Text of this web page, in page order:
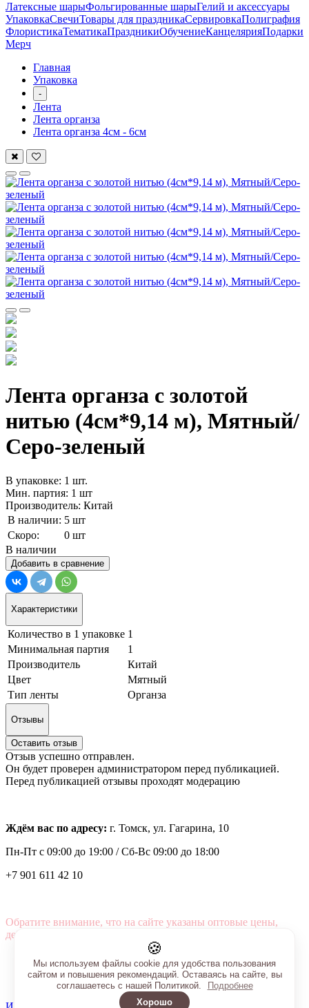
Латексные шарыФольгированные шарыГелий и аксессуары
УпаковкаСвечиТовары для праздникаСервировкаПолиграфия
ФлористикаТематикаПраздникиОбучениеКанцелярияПодарки
Мерч
Главная
Упаковка
-
Лента
Лента органза
Лента органза 4см - 6см
Лента органза с золотой
нитью (4см*9,14 м), Мятный/
Серо-зеленый
В упаковке: 1 шт.
Мин. партия: 1 шт
Производитель: Китай
В наличии: 5 шт
Скоро:
0 шт
В наличии
Добавить в сравнение
Характеристики
Количество в 1 упаковке 1
Минимальная партия
1
Производитель
Китай
Цвет
Мятный
Тип ленты
Органза
Отзывы
Оставить отзыв
Отзыв успешно отправлен.
Он будет проверен администратором перед публикацией.
Перед публикацией отзывы проходят модерацию
Ждём вас по адресу: г. Томск, ул. Гагарина, 10
Пн-Пт с 09:00 до 19:00 /Сб-Вс 09:00 до 18:00
+7 901 611 42 10
Обратите внимание, что на сайте указаны оптовые цены,
действующие при первом заказе от 3000 рублей.
🍪
Мы используем файлы cookie для удобства пользования
сайтом и повышения рекомендаций. Оставаясь на сайте, вы
соглашаетесь с нашей Политикой.
Подробнее
Хорошо